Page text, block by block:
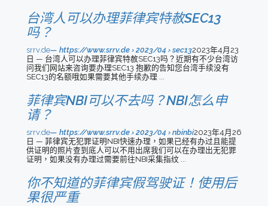
台湾人可以办理菲律宾特赦SEC13
吗？
srrv.de https://www.srrv.de › 2023/04 › sec132023年4月23
日 — 台湾人可以办理菲律宾特赦SEC13吗？近期有不少台湾访
问我们网站来咨询要办理SEC13 抱歉的告知您台湾手续没有
SEC13的名额哦如果需要其他手续办理 ...
菲律宾NBI可以不去吗？NBI怎么申
请？
srrv.de https://www.srrv.de › 2023/04 › nbinbi2023年4月26
日 — 菲律宾无犯罪证明NBI快速办理，如果已经有办过且能提
供证明的照片查到底人可以不用出席我们可以在办理出无犯罪
证明，如果没有办理过需要前往NBI采集指纹 ...
你不知道的菲律宾假驾驶证！使用后
果很严重